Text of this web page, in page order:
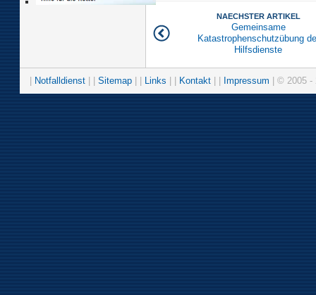
NAECHSTER ARTIKEL
Gemeinsame
Katastrophenschutzübung
Hilfsdienste
Notfalldienst Sitemap Links Kontakt Impressum | © 2005 -